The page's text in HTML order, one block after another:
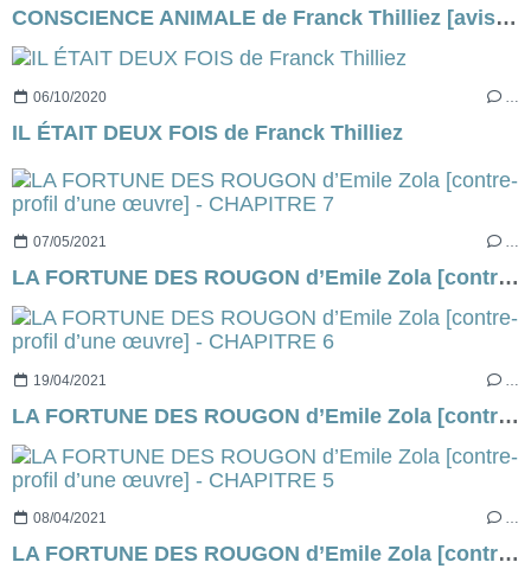
CONSCIENCE ANIMALE de Franck Thilliez [avis absolument pas biaisé]
06/10/2020
IL ÉTAIT DEUX FOIS de Franck Thilliez
07/05/2021 …
LA FORTUNE DES ROUGON d’Emile Zola [contre-profil d’une œuvre] - CHAPITRE 7
19/04/2021
LA FORTUNE DES ROUGON d’Emile Zola [contre-profil d’une œuvre] - CHAPITRE 6
08/04/2021 …
LA FORTUNE DES ROUGON d’Emile Zola [contre-profil d’une œuvre] - CHAPITRE 5